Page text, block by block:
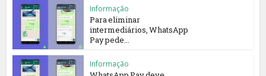
Informação
Para eliminar
intermediários, WhatsApp
Pay pede...
Informação